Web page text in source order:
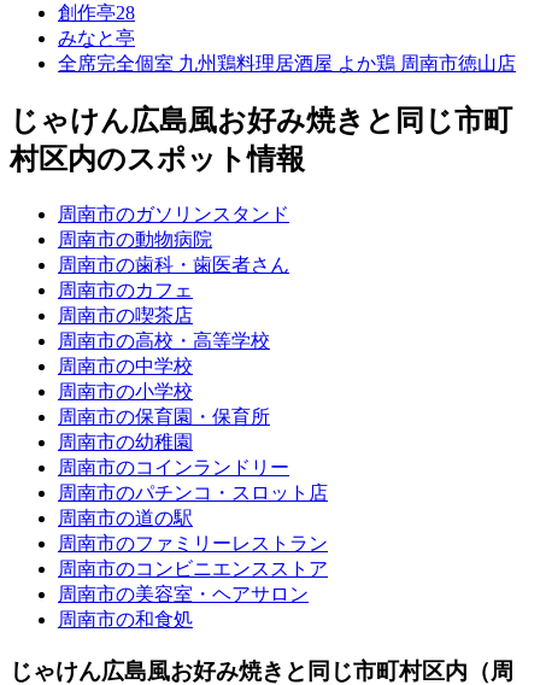
創作亭28
みなと亭
全席完全個室 九州鶏料理居酒屋 よか鶏 周南市徳山店
じゃけん広島風お好み焼きと同じ市町
村区内のスポット情報
周南市のガソリンスタンド
周南市の動物病院
周南市の歯科・歯医者さん
周南市のカフェ
周南市の喫茶店
周南市の高校・高等学校
周南市の中学校
周南市の小学校
周南市の保育園・保育所
周南市の幼稚園
周南市のコインランドリー
周南市のパチンコ・スロット店
周南市の道の駅
周南市のファミリーレストラン
周南市のコンビニエンスストア
周南市の美容室・ヘアサロン
周南市の和食処
じゃけん広島風お好み焼きと同じ市町村区内（周